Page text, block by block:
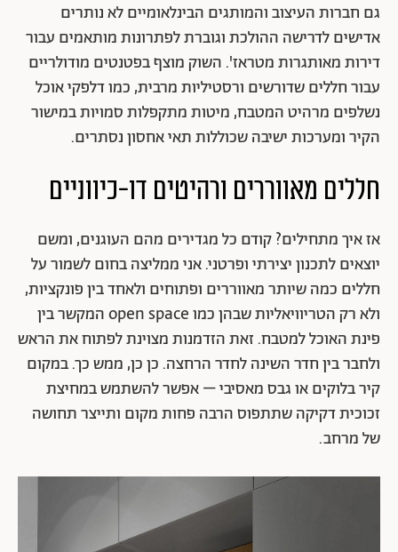
גם חברות העיצוב והמותגים הבינלאומיים לא נותרים
אדישים לדרישה ההולכת וגוברת לפתרונות מותאמים עבור
דירות מאותגרות מטראז'. השוק מוצף בפטנטים מודולריים
עבור חללים שדורשים ורסטיליות מרבית, כמו דלפקי אוכל
נשלפים מרהיט המטבח, מיטות מתקפלות סמויות במישור
הקיר ומערכות ישיבה שכוללות תאי אחסון נסתרים.
חללים מאווררים ורהיטים דו-כיווניים
אז איך מתחילים? קודם כל מגדירים מהם העוגנים, ומשם
יוצאים לתכנון יצירתי ופרטני. אני ממליצה בחום לשמור על
חללים כמה שיותר מאווררים ופתוחים ולאחד בין פונקציות,
ולא רק הטריוויאליות שבהן כמו open space המקשר בין
פינת האוכל למטבח. זאת הזדמנות מצוינת לפתוח את הראש
ולחבר בין חדר השינה לחדר הרחצה. כן כן, ממש כך. במקום
קיר בלוקים או גבס מאסיבי – אפשר להשתמש במחיצת
זכוכית דקיקה שתתפוס הרבה פחות מקום ותייצר תחושה
של מרחב.